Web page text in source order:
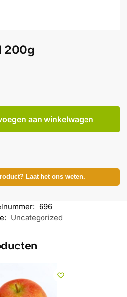
200g
aan winkelwagen
Laat het ons weten.
696
Uncategorized